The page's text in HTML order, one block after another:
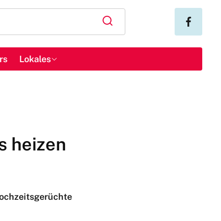
Lokales
heizen